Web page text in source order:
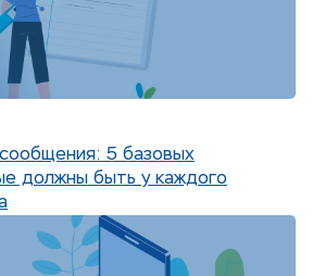
5 базовых
должны быть у каждого